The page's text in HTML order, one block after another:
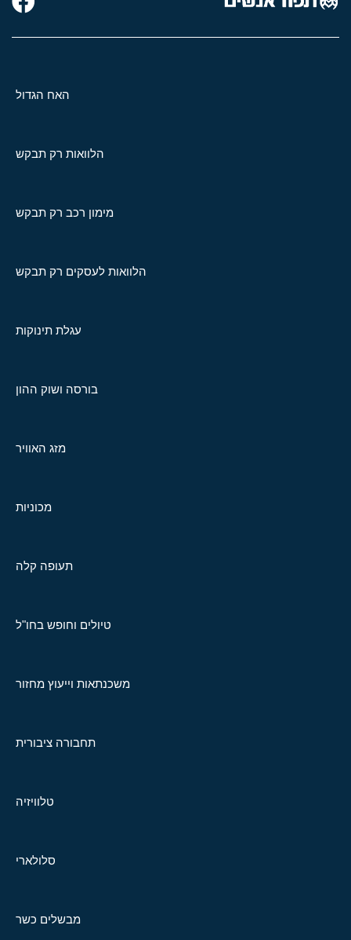
האח הגדול
הלוואות רק תבקש
מימון רכב רק תבקש
הלוואות לעסקים רק תבקש
עגלת תינוקות
בורסה ושוק ההון
מזג האוויר
מכוניות
תעופה קלה
טיולים וחופש בחו"ל
משכנתאות וייעוץ מחזור
תחבורה ציבורית
טלוויזיה
סלולארי
מבשלים כשר